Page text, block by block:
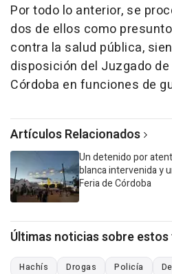
Por todo lo anterior, se
dos de ellos como
contra la salud pública,
disposición del Juzgado
Córdoba en funciones de
Artículos Relacionados
Un detenido por
blanca intervenida y
Feria de Córdoba
Últimas noticias sobre
Hachís Drogas Policía